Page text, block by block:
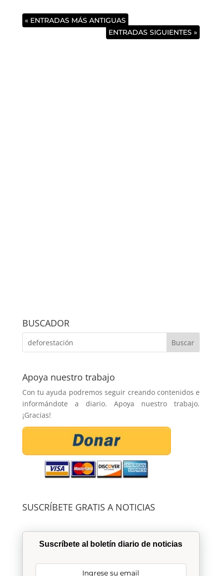
« ENTRADAS MÁS ANTIGUAS
ENTRADAS SIGUIENTES »
BUSCADOR
Apoya nuestro trabajo
Con tu ayuda podremos seguir creando contenidos e
informándote a diario. Apoya nuestro trabajo.
¡Gracias!
SUSCRÍBETE GRATIS A NOTICIAS
Suscríbete al boletín diario de noticias